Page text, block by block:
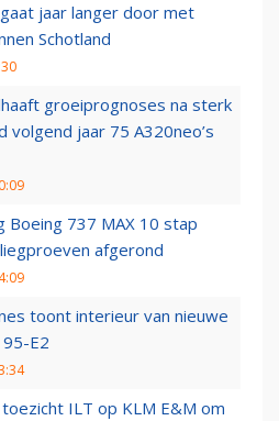
jaar langer door met
Schotland
groeiprognoses na sterk
volgend jaar 75 A320neo’s
Boeing 737 MAX 10 stap
afgerond
toont interieur van nieuwe
E2
ILT op KLM E&M om